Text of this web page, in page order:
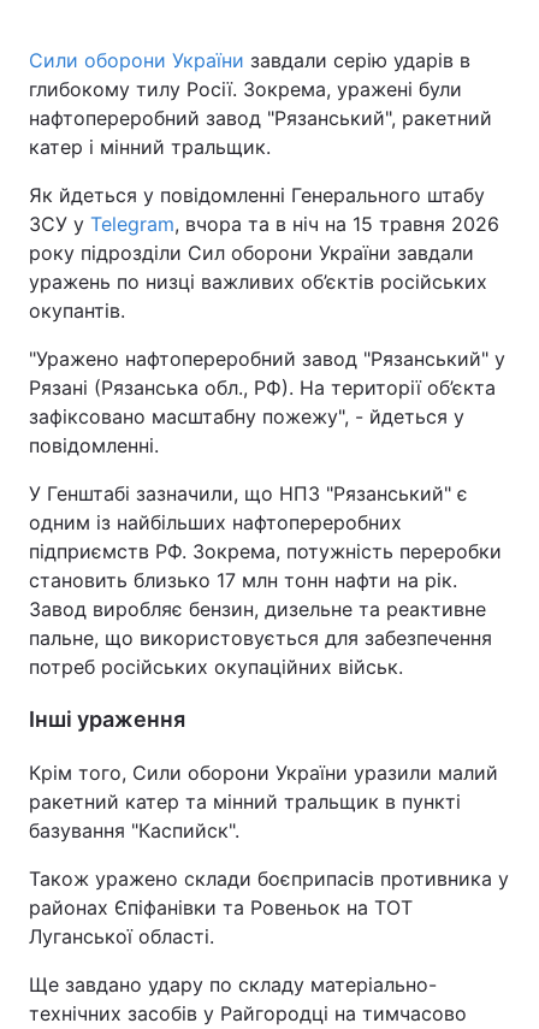
Сили оборони України завдали серію ударів в
глибокому тилу Росії. Зокрема, уражені були
нафтопереробний завод "Рязанський", ракетний
катер і мінний тральщик.
Як йдеться у повідомленні Генерального штабу
ЗСУ у Telegram, вчора та в ніч на 15 травня 2026
року підрозділи Сил оборони України завдали
уражень по низці важливих об’єктів російських
окупантів.
"Уражено нафтопереробний завод "Рязанський" у
Рязані (Рязанська обл., РФ). На території об’єкта
зафіксовано масштабну пожежу", - йдеться у
повідомленні.
У Генштабі зазначили, що НПЗ "Рязанський" є
одним із найбільших нафтопереробних
підприємств РФ. Зокрема, потужність переробки
становить близько 17 млн тонн нафти на рік.
Завод виробляє бензин, дизельне та реактивне
пальне, що використовується для забезпечення
потреб російських окупаційних військ.
Інші ураження
Крім того, Сили оборони України уразили малий
ракетний катер та мінний тральщик в пункті
базування "Каспийск".
Також уражено склади боєприпасів противника у
районах Єпіфанівки та Ровеньок на ТОТ
Луганської області.
Ще завдано удару по складу матеріально-
технічних засобів у Райгородці на тимчасово